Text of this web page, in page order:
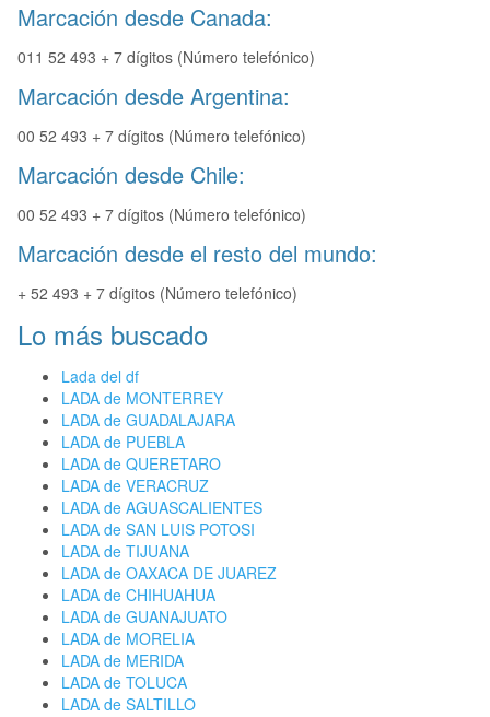
Marcación desde Canada:
011 52 493 + 7 dígitos (Número telefónico)
Marcación desde Argentina:
00 52 493 + 7 dígitos (Número telefónico)
Marcación desde Chile:
00 52 493 + 7 dígitos (Número telefónico)
Marcación desde el resto del mundo:
+ 52 493 + 7 dígitos (Número telefónico)
Lo más buscado
Lada del df
LADA de MONTERREY
LADA de GUADALAJARA
LADA de PUEBLA
LADA de QUERETARO
LADA de VERACRUZ
LADA de AGUASCALIENTES
LADA de SAN LUIS POTOSI
LADA de TIJUANA
LADA de OAXACA DE JUAREZ
LADA de CHIHUAHUA
LADA de GUANAJUATO
LADA de MORELIA
LADA de MERIDA
LADA de TOLUCA
LADA de SALTILLO